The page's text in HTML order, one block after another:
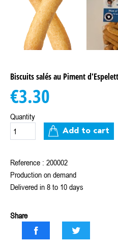
Biscuits salés au Piment
€3.30
Quantity
Add to cart
Reference : 200002
Production on demand
Delivered in 8 to 10 days
Share